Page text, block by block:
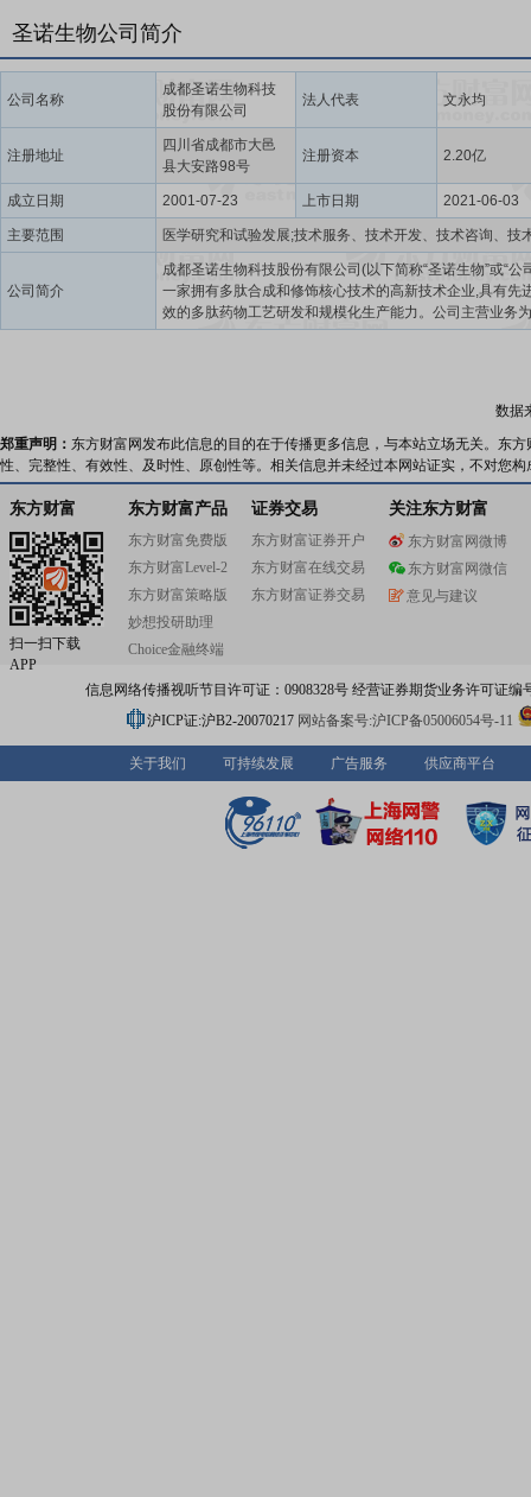
圣诺生物公司简介
公司名称
成都圣诺生物科技
股份有限公司
法人代表 文永均
注册地址
四川省成都市大邑
县大安路98号
注册资本 2.20亿
成立日期 2001-07-23 上市日期 2021-06-03
主要范围
公司简介
成都圣诺生物科技股份有限公司(以下简称“圣诺生物”或“公
一家拥有多肽合成和修饰核心技术的高新技术企业,具有先
效的多肽药物工艺研发和规模化生产能力。公司主营业务
研发、生产和销售在国内外具有较大市场容量及较强竞争
此外,公司还提供小分子化学药物左西孟旦制剂代加工及左
原料药生产、出口销售业务。圣诺生物具备多肽原料药和
全流程研发管线和全产业链平台,能够为多肽创新药和仿制
从工艺路线设计,到小试、中试、工艺验证和质量研究等药
服务,以及药物研发及商业化生产所需原料药、制剂产品的
售的完整药物开发周期。公司凭借多肽合成和修饰核心技
在多肽药物研发生产领域获得较高的知名度和认可度,先后
派格生物、百奥泰生物、八加一等新药研发企业和科研机
了30余个项目的药学研究及定制生产服务,其中1个多肽创
获批上市进入商业化阶段,1个多肽创新药已申报生产,另有
肽创新药进入临床试验阶段。公司挑选在国内外具有较大
原料药的规模化生产技术,其中9个品种在国内取得生产批
品种获得美国DMF备案(其中8个品种处于激活状态),延伸开
道、抗病毒、妇产科、糖尿病、心脑血管、罕见病、骨科
肽药物发挥重要作用的领域。公司多肽制剂产品注射用恩
和卡贝缩宫素注射液为国内首仿多肽药物;比伐芦定、利拉
胸腺法新、艾替班特、恩夫韦肽等合成难度较大的仿制原
出口至欧美、印度、韩国等国际市场,终端客户包括费森尤
数据
郑重声明： 东方财富网发布此信息的目的在于传播更多信息，与本站立场无关。东
性、完整性、有效性、及时性、原创性等。相关信息并未经过本网站证实，不对您
东方财富
扫一扫下载
APP
东方财富产品
东方财富免费版
东方财富Level-2
东方财富策略版
妙想投研助理
Choice金融终端
证券交易
东方财富证券开户
东方财富在线交易
东方财富证券交易
关注东方财富
东方财富网微博
东方财富网微信
意见与建议
信息网络传播视听节目许可证：0908328号 经营证券期货业务许可证编
沪ICP证:沪B2-20070217 网站备案号:沪ICP备05006054号-11
关于我们 可持续发展 广告服务 供应商平台